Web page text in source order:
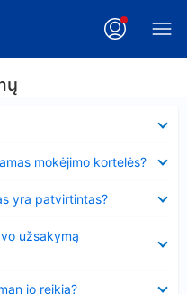
mokėjimo kortelės?
yra patvirtintas?
užsakymą
jo reikia?